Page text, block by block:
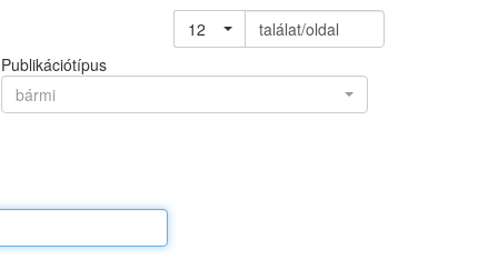
12
találat/oldal
Publikációtípus
bármi